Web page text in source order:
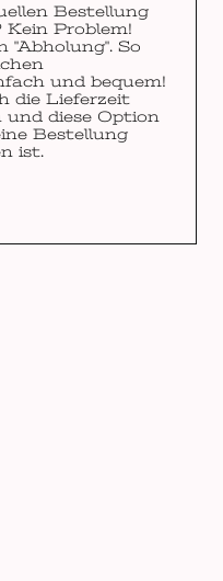
Bestellung
Problem!
"Abholung". So
und bequem!
die Lieferzeit
diese Option
Bestellung
ist.